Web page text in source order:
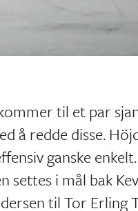
til et par
å redde disse.
ganske
settes i mål bak
til Tor Erling